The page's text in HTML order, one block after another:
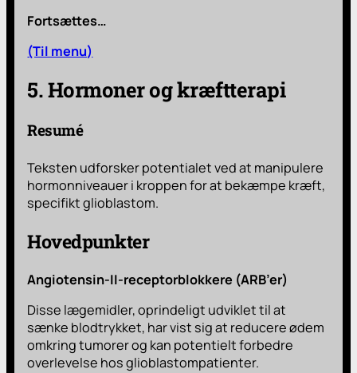
Fortsættes…
(Til menu)
5. Hormoner og kræftterapi
Resumé
Teksten udforsker potentialet ved at manipulere
hormonniveauer i kroppen for at bekæmpe kræft,
specifikt glioblastom.
Hovedpunkter
Angiotensin-II-receptorblokkere (ARB’er)
Disse lægemidler, oprindeligt udviklet til at
sænke blodtrykket, har vist sig at reducere ødem
omkring tumorer og kan potentielt forbedre
overlevelse hos glioblastompatienter.